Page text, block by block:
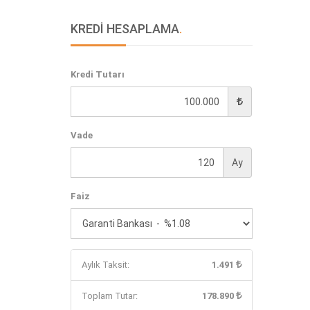
KREDİ HESAPLAMA.
Kredi Tutarı
Vade
Ay
Faiz
Aylık Taksit: 1.491
Toplam Tutar: 178.890